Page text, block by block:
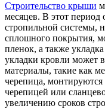
Строительство крыши
месяцев. В этот период
стропильной системы,
сплошного покрытия,
пленок, а также
укладки кровли может
материалы, такие как
черепица, монтируются
черепицей или
увеличению сроков